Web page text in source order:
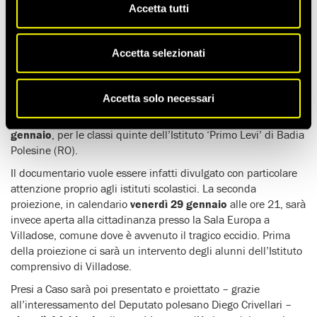
Accetta tutti
Accetta selezionati
Accetta solo necessari
anni esatti dall’evento narrato, eccoci finalmente alle
presentazioni del dvd diPresi a Caso, il documentario di
tre proiezionidavvero significative: la prima
in occasione del Giorno della Memoria,mercoledì 27
gennaio, per le classi quinte dell’Istituto ‘Primo Levi’ di Badia
Polesine (RO).
Il documentario vuole essere infatti divulgato con particolare
attenzione proprio agli istituti scolastici. La seconda
proiezione, in calendario venerdì 29 gennaio alle ore 21, sarà
invece aperta alla cittadinanza presso la Sala Europa a
Villadose, comune dove è avvenuto il tragico eccidio. Prima
della proiezione ci sarà un intervento degli alunni dell’Istituto
comprensivo di Villadose.
Presi a Caso sarà poi presentato e proiettato – grazie
all’interessamento del Deputato polesano Diego Crivellari –